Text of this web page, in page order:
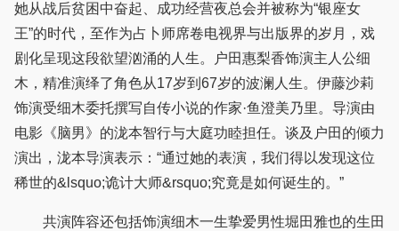
她从战后贫困中奋起、成功经营夜总会并被称为“银座女
王”的时代，至作为占卜师席卷电视界与出版界的岁月，戏
剧化呈现这段欲望汹涌的人生。户田惠梨香饰演主人公细
木，精准演绎了角色从17岁到67岁的波澜人生。伊藤沙莉
饰演受细木委托撰写自传小说的作家·鱼澄美乃里。导演由
电影《脑男》的泷本智行与大庭功睦担任。谈及户田的倾力
演出，泷本导演表示：“通过她的表演，我们得以发现这位
稀世的&lsquo;诡计大师&rsquo;究竟是如何诞生的。”
共演阵容还包括饰演细木一生挚爱男性堀田雅也的生田